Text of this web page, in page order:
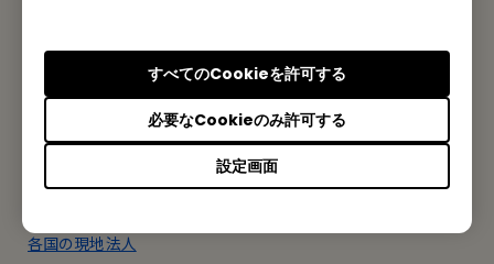
設定画面
必要なCookieのみ許可する
すべてのCookieを許可する
ベンキュー ジャパン株式会社
東京都千代田区内神田1丁目14-5 NK内神田ビル8階
Tel: +81-3-5280-9880
Fax: +81-3-5280-9881
各国の現地法人